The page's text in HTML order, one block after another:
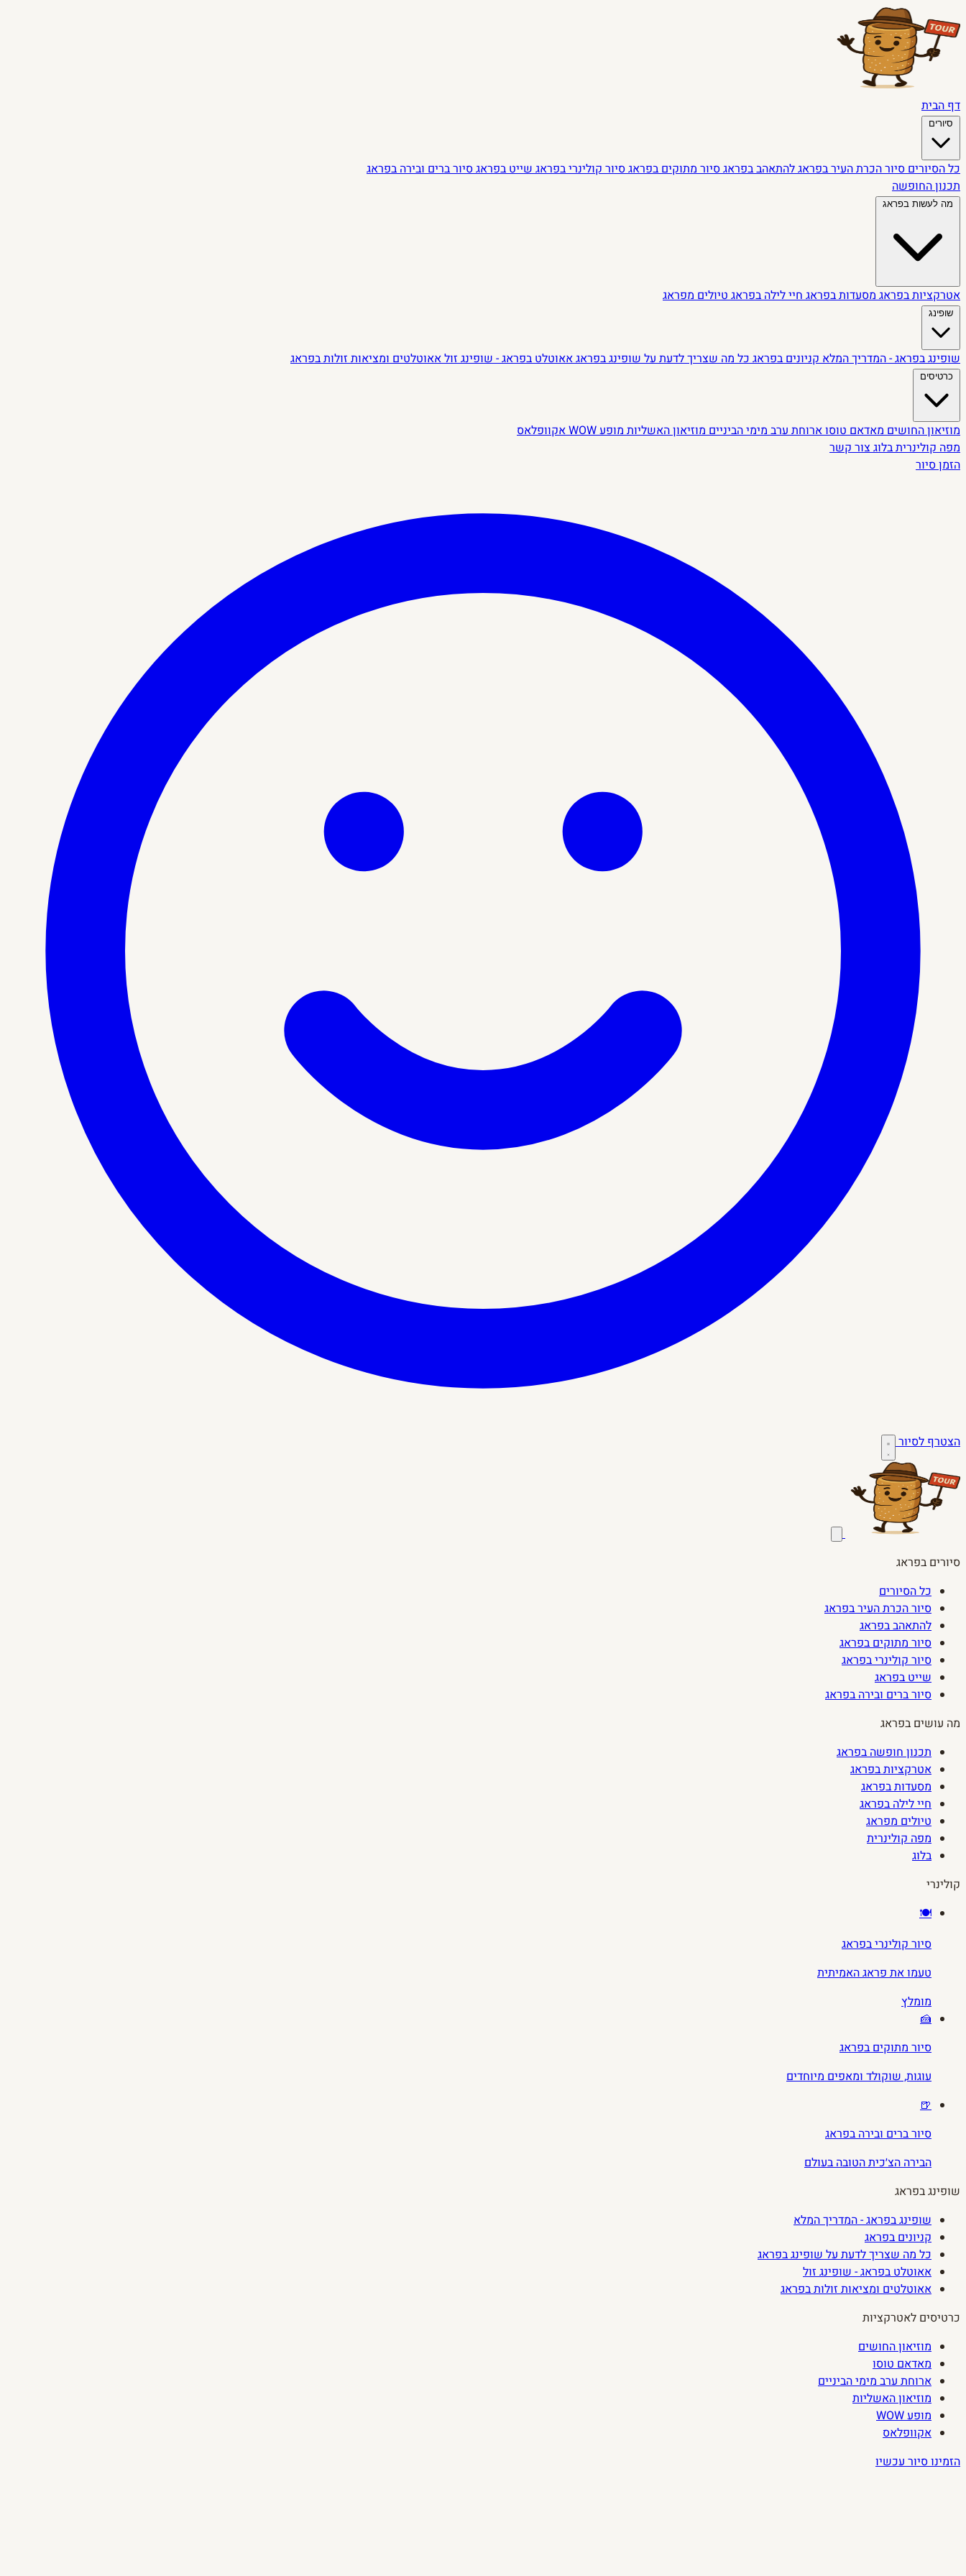
דף הבית
סיורים
כל הסיוריםסיור הכרת העיר בפראגלהתאהב בפראגסיור מתוקים בפראגסיור קולינרי בפראגשייט בפראגסיור ברים ובירה בפראג
תכנון החופשה
מה לעשות בפראג
אטרקציות בפראגמסעדות בפראגחיי לילה בפראגטיולים מפראג
שופינג
שופינג בפראג - המדריך המלאקניונים בפראגכל מה שצריך לדעת על שופינג בפראגאאוטלט בפראג - שופינג זולאאוטלטים ומציאות זולות בפראג
כרטיסים
מוזיאון החושיםמאדאם טוסוארוחת ערב מימי הבינייםמוזיאון האשליותמופע WOW
אקוופלאס
מפה קולינריתבלוגצור קשר
הזמן סיור
הצטרף לסיור
סיורים בפראג
כל הסיורים
סיור הכרת העיר בפראג
להתאהב בפראג
סיור מתוקים בפראג
סיור קולינרי בפראג
שייט בפראג
סיור ברים ובירה בפראג
מה עושים בפראג
תכנון חופשה בפראג
אטרקציות בפראג
מסעדות בפראג
חיי לילה בפראג
טיולים מפראג
מפה קולינרית
בלוג
קולינרי
🍽️
סיור קולינרי בפראג
טעמו את פראג האמיתית
מומלץ
🍰
סיור מתוקים בפראג
עוגות, שוקולד ומאפים מיוחדים
🍺
סיור ברים ובירה בפראג
הבירה הצ׳כית הטובה בעולם
שופינג בפראג
שופינג בפראג - המדריך המלא
קניונים בפראג
כל מה שצריך לדעת על שופינג בפראג
אאוטלט בפראג - שופינג זול
אאוטלטים ומציאות זולות בפראג
כרטיסים לאטרקציות
מוזיאון החושים
מאדאם טוסו
ארוחת ערב מימי הביניים
מוזיאון האשליות
מופע WOW
אקוופלאס
הזמינו סיור עכשיו